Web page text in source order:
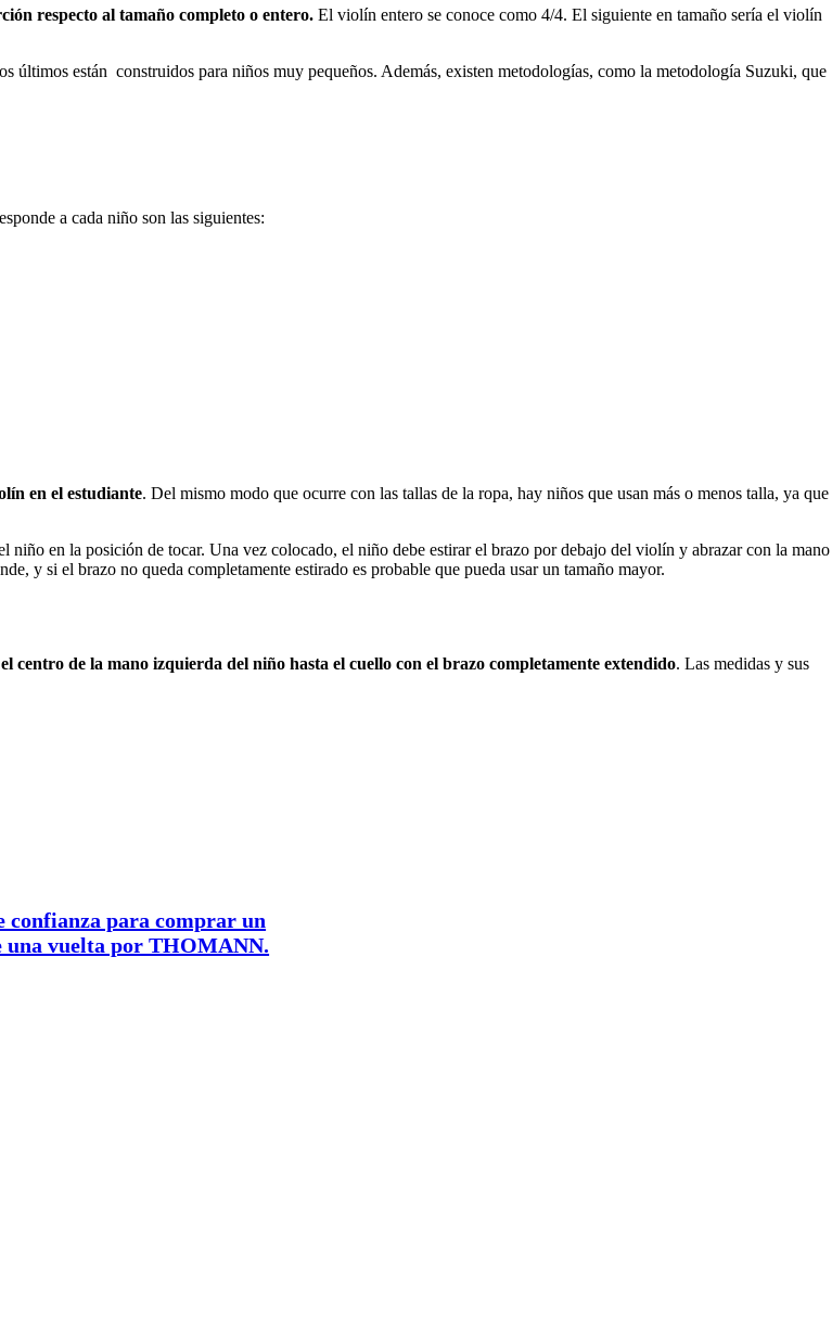
respecto al tamaño completo o entero. El violín entero se conoce como 4/4. El siguiente en tamaño sería el violín
están construidos para niños muy pequeños. Además, existen metodologías, como la metodología Suzuki, que
a cada niño son las siguientes:
en el estudiante. Del mismo modo que ocurre con las tallas de la ropa, hay niños que usan más o menos talla, ya que
en la posición de tocar. Una vez colocado, el niño debe estirar el brazo por debajo del violín y abrazar con la mano
y si el brazo no queda completamente estirado es probable que pueda usar un tamaño mayor.
centro de la mano izquierda del niño hasta el cuello con el brazo completamente extendido. Las medidas y sus
confianza para comprar un
una vuelta por THOMANN.